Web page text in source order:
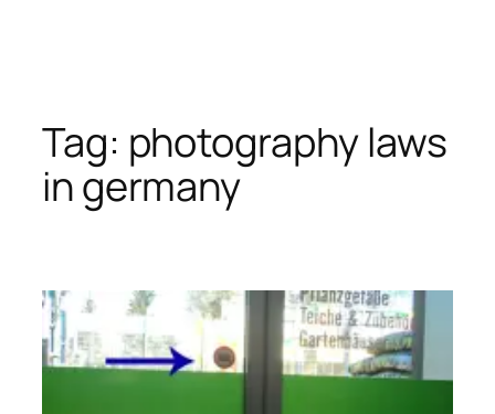
Tag: photography laws
in germany